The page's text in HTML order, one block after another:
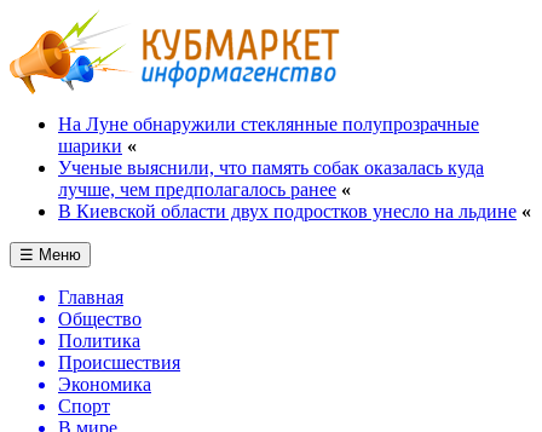
На Луне обнаружили стеклянные полупрозрачные
шарики «
Ученые выяснили, что память собак оказалась куда
лучше, чем предполагалось ранее «
В Киевской области двух подростков унесло на льдине «
☰ Меню
Главная
Общество
Политика
Происшествия
Экономика
Спорт
В мире